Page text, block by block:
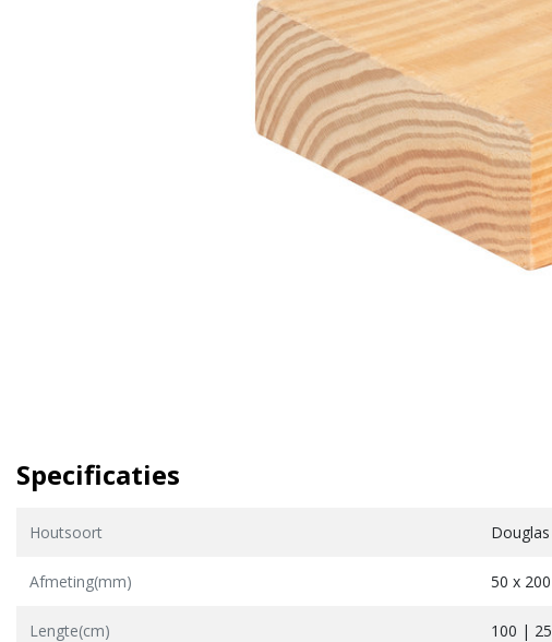
Specificaties
Houtsoort Douglas
Afmeting(mm) 50 x 200
Lengte(cm) 100 |